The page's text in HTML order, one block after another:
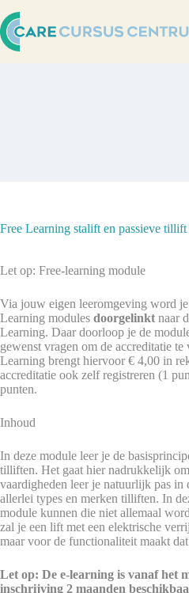
naar
de
inhoud
Free Learning stalift en passieve tillift
Let op: Free-learning module
Via jouw eigen leeromgeving word
Learning modules doorgelinkt naar
Learning. Daar doorloop je de
gewenst vragen om de accreditatie
Learning brengt hiervoor € 4,00 in
accreditatie ook zelf registreren (1
punten.
Inhoud
In deze module leer je de
tilliften. Het gaat hier nadrukkelijk
vaardigheden leer je natuurlijk pas in
allerlei types en merken tilliften. In
module kunnen die niet allemaal
zal je een lift met een elektrische
maar voor de functionaliteit maakt
Let op: De e-learning is vanaf het
inschrijving 2 maanden